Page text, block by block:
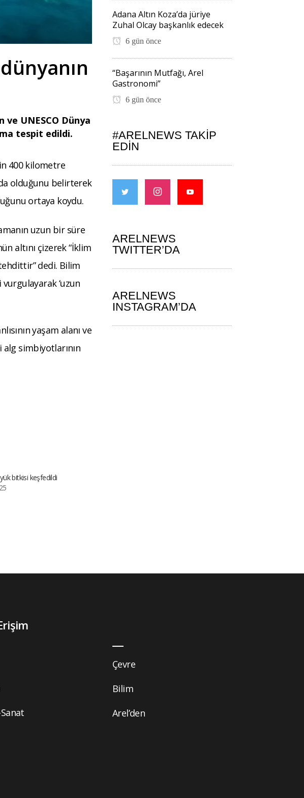
UNESCO Dünya
tespit edildi.
400 kilometre
olduğunu belirterek
ortaya koydu.
uzun bir süre
altını çizerek “İklim
dedi. Bilim
‘uzun
yaşam alanı ve
alg simbiyotlarının
bitkisi keşfedildi
Adana Altın Koza’da jüriye
Zuhal Olcay başkanlık edecek
6 gün önce
“Başarının Mutfağı, Arel
Gastronomi”
6 gün önce
#ARELNEWS TAKIP
EDIN
ARELNEWS
TWITTER’DA
ARELNEWS
INSTAGRAM’DA
Çevre
Bilim
Arel’den